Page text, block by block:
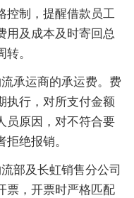
控制，提醒借款员工
用及成本及时寄回总
。
承运商的承运费。费
执行，对所支付金额
员原因，对不符合要
绝报销。
部及长虹销售分公司
票，开票时严格匹配